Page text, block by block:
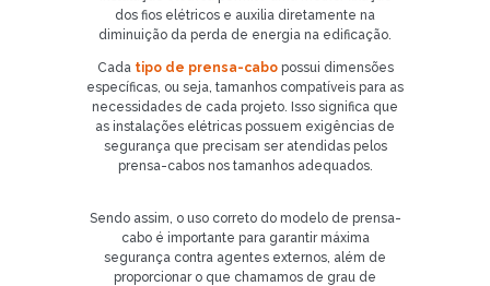
dos fios elétricos e auxilia diretamente na
diminuição da perda de energia na edificação.
Cada tipo de prensa-cabo possui dimensões
específicas, ou seja, tamanhos compatíveis para as
necessidades de cada projeto. Isso significa que
as instalações elétricas possuem exigências de
segurança que precisam ser atendidas pelos
prensa-cabos nos tamanhos adequados.
Sendo assim, o uso correto do modelo de prensa-
cabo é importante para garantir máxima
segurança contra agentes externos, além de
proporcionar o que chamamos de grau de